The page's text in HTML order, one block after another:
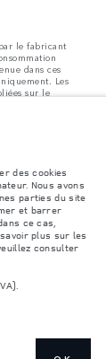
le fabricant
dans ces
Les
sur le
standard.
charge du
ne sont pas
des liquides
La pénurie
de
de
les
refléter
des
des cookies
Nous avons
parties du site
et barrer
ce cas,
plus sur les
consulter